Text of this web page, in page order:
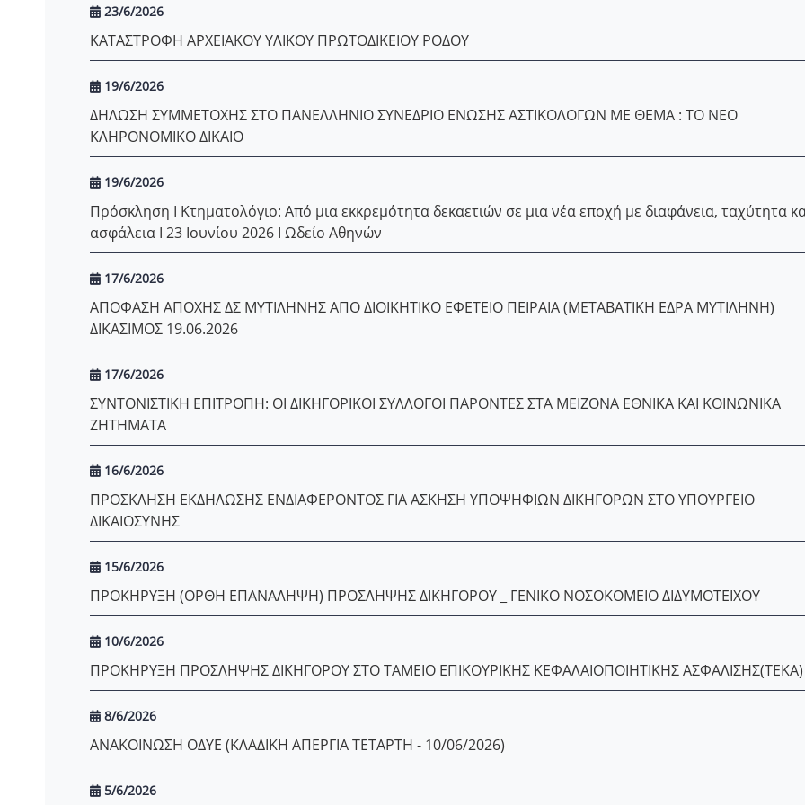
23/6/2026
ΚΑΤΑΣΤΡΟΦΗ ΑΡΧΕΙΑΚΟΥ ΥΛΙΚΟΥ ΠΡΩΤΟΔΙΚΕΙΟY ΡΟΔΟΥ
19/6/2026
ΔΗΛΩΣΗ ΣΥΜΜΕΤΟΧΗΣ ΣΤΟ ΠΑΝΕΛΛΗΝΙΟ ΣΥΝΕΔΡΙΟ ΕΝΩΣΗΣ ΑΣΤΙΚΟΛΟΓΩΝ ΜΕ ΘΕΜΑ : ΤΟ ΝΕΟ
ΚΛΗΡΟΝΟΜΙΚΟ ΔΙΚΑΙΟ
19/6/2026
Πρόσκληση I Κτηματολόγιο: Από μια εκκρεμότητα δεκαετιών σε μια νέα εποχή με διαφάνεια, ταχύτητα
ασφάλεια I 23 Ιουνίου 2026 I Ωδείο Αθηνών
17/6/2026
ΑΠΟΦΑΣΗ ΑΠΟΧΗΣ ΔΣ ΜΥΤΙΛΗΝΗΣ ΑΠΟ ΔΙΟΙΚΗΤΙΚΟ ΕΦΕΤΕΙΟ ΠΕΙΡΑΙΑ (ΜΕΤΑΒΑΤΙΚΗ ΕΔΡΑ ΜΥΤΙΛΗΝΗ)
ΔΙΚΑΣΙΜΟΣ 19.06.2026
17/6/2026
ΣΥΝΤΟΝΙΣΤΙΚΗ ΕΠΙΤΡΟΠΗ: ΟΙ ΔΙΚΗΓΟΡΙΚΟΙ ΣΥΛΛΟΓΟΙ ΠΑΡΟΝΤΕΣ ΣΤΑ ΜΕΙΖΟΝΑ ΕΘΝΙΚΑ ΚΑΙ ΚΟΙΝΩΝΙΚΑ
ΖΗΤΗΜΑΤΑ
16/6/2026
ΠΡΟΣΚΛΗΣΗ ΕΚΔΗΛΩΣΗΣ ΕΝΔΙΑΦΕΡΟΝΤΟΣ ΓΙΑ ΑΣΚΗΣΗ ΥΠΟΨΗΦΙΩΝ ΔΙΚΗΓΟΡΩΝ ΣΤΟ ΥΠΟΥΡΓΕΙΟ
ΔΙΚΑΙΟΣΥΝΗΣ
15/6/2026
ΠΡΟΚΗΡΥΞΗ (ΟΡΘΗ ΕΠΑΝΑΛΗΨΗ) ΠΡΟΣΛΗΨΗΣ ΔΙΚΗΓΟΡΟΥ _ ΓΕΝΙΚΟ ΝΟΣΟΚΟΜΕΙΟ ΔΙΔΥΜΟΤΕΙΧΟΥ
10/6/2026
ΠΡΟΚΗΡΥΞΗ ΠΡΟΣΛΗΨΗΣ ΔΙΚΗΓΟΡΟΥ ΣΤΟ ΤΑΜΕΙΟ ΕΠΙΚΟΥΡΙΚΗΣ ΚΕΦΑΛΑΙΟΠΟΙΗΤΙΚΗΣ ΑΣΦΑΛΙΣΗΣ(ΤΕΚΑ)
8/6/2026
ΑΝΑΚΟΙΝΩΣΗ ΟΔΥΕ (ΚΛΑΔΙΚΗ ΑΠΕΡΓΙΑ ΤΕΤΑΡΤΗ - 10/06/2026)
5/6/2026